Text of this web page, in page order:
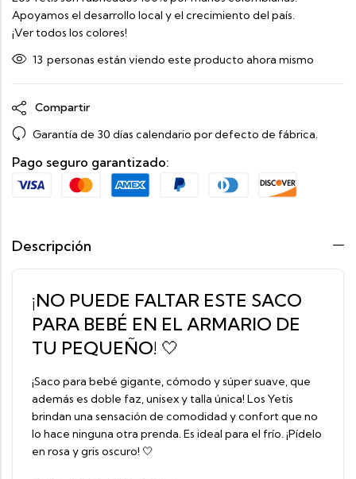
Apoyamos el desarrollo local y el crecimiento del país.
¡Ver todos los colores!
13 personas están viendo este producto ahora mismo
Compartir
Garantía de 30 días calendario por defecto de fábrica.
Pago seguro garantizado:
Descripción
¡NO PUEDE FALTAR ESTE SACO
PARA BEBÉ EN EL ARMARIO DE
TU PEQUEÑO! 🤍
¡Saco para bebé gigante,cómodo y súper suave, que
además es doble faz, unisex y talla única! Los Yetis
brindan una sensación de comodidad y confort que no
lo hace ninguna otra prenda. Es ideal para el frío. ¡Pídelo
en rosa y gris oscuro! 🤍